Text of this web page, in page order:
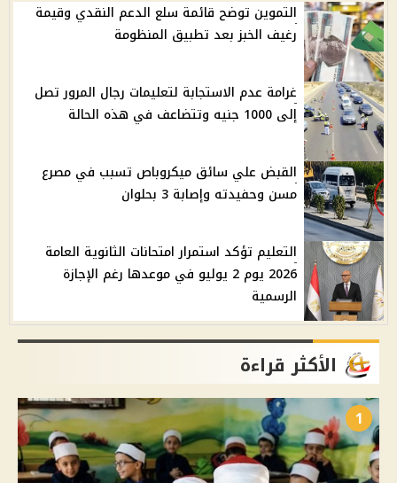
التموين توضح قائمة سلع الدعم النقدي وقيمة
رغيف الخبز بعد تطبيق المنظومة
غرامة عدم الاستجابة لتعليمات رجال المرور تصل
إلى 1000 جنيه وتتضاعف في هذه الحالة
القبض علي سائق ميكروباص تسبب في مصرع
مسن وحفيدته وإصابة 3 بحلوان
التعليم تؤكد استمرار امتحانات الثانوية العامة
2026 يوم 2 يوليو في موعدها رغم الإجازة
الرسمية
الأكثر قراءة
1